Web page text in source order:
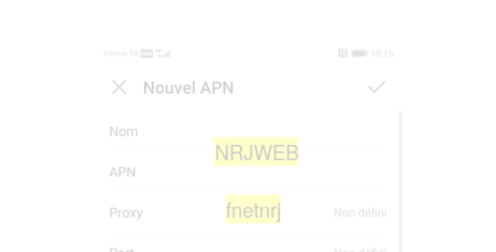
fnetnrj
NRJWEB